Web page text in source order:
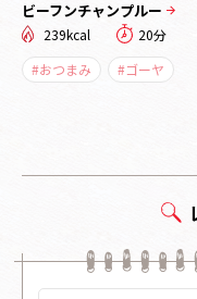
ビーフンチャンプルー
239kcal
20分
#おつまみ
#ゴーヤ